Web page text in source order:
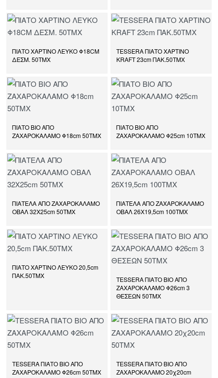
ΠΙΑΤΟ ΧΑΡΤΙΝΟ ΛΕΥΚΟ Φ18CM
ΔΕΣΜ. 50ΤΜΧ
TESSERA ΠΙΑΤΟ ΧΑΡΤΙΝΟ
KRAFT 23cm ΠΑΚ.50ΤΜΧ
ΠΙΑΤΟ ΒΙΟ ΑΠΟ
ΖΑΧΑΡΟΚΑΛΑΜΟ Φ18cm 50ΤΜΧ
ΠΙΑΤΟ ΒΙΟ ΑΠΟ
ΖΑΧΑΡΟΚΑΛΑΜΟ Φ25cm 10ΤΜΧ
ΠΙΑΤΕΛΑ ΑΠΟ ΖΑΧΑΡΟΚΑΛΑΜΟ
ΟΒΑΛ 32Χ25cm 50ΤΜΧ
ΠΙΑΤΕΛΑ ΑΠΟ ΖΑΧΑΡΟΚΑΛΑΜΟ
ΟΒΑΛ 26Χ19,5cm 100ΤΜΧ
ΠΙΑΤΟ ΧΑΡΤΙΝΟ ΛΕΥΚΟ 20,5cm
ΠΑΚ.50ΤΜΧ
TESSERA ΠΙΑΤΟ ΒΙΟ ΑΠΟ
ΖΑΧΑΡΟΚΑΛΑΜΟ Φ26cm 3
ΘΕΣΕΩΝ 50ΤΜΧ
TESSERA ΠΙΑΤΟ ΒΙΟ ΑΠΟ
ΖΑΧΑΡΟΚΑΛΑΜΟ Φ26cm 50ΤΜΧ
TESSERA ΠΙΑΤΟ ΒΙΟ ΑΠΟ
ΖΑΧΑΡΟΚΑΛΑΜΟ 20χ20cm